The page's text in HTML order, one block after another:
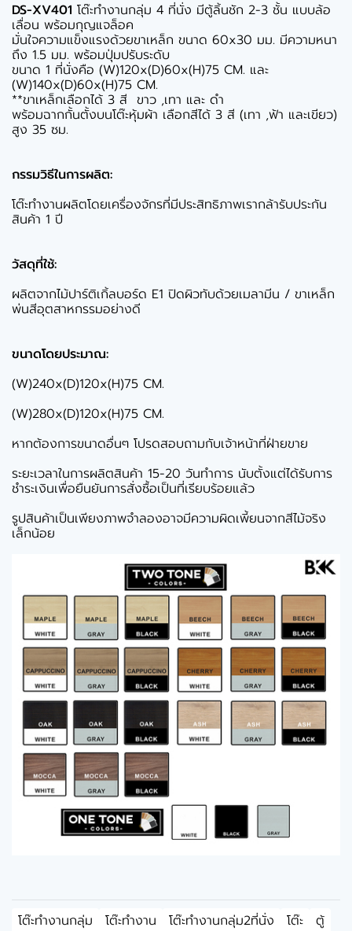
DS-XV401 โต๊ะทำงานกลุ่ม 4 ที่นั่ง มีตู้ลิ้นชัก 2-3 ชั้น แบบล้อ
เลื่อน พร้อมกุญแจล็อค
มั่นใจความแข็งแรงด้วยขาเหล็ก ขนาด 60x30 มม. มีความหนา
ถึง 1.5 มม. พร้อมปุ่มปรับระดับ
ขนาด 1 ที่นั่งคือ (W)120x(D)60x(H)75 CM. และ
(W)140x(D)60x(H)75 CM.
**ขาเหล็กเลือกได้ 3 สี ขาว ,เทา และ ดำ
พร้อมฉากกั้นตั้งบนโต๊ะหุ้มผ้า เลือกสีได้ 3 สี (เทา ,ฟ้า และเขียว)
สูง 35 ซม.
กรรมวิธีในการผลิต:
โต๊ะทำงานผลิตโดยเครื่องจักรที่มีประสิทธิภาพเรากล้ารับประกัน
สินค้า 1 ปี
วัสดุที่ใช้:
ผลิตจากไม้ปาร์ติเกิ้ลบอร์ด E1 ปิดผิวทับด้วยเมลามีน / ขาเหล็ก
พ่นสีอุตสาหกรรมอย่างดี
ขนาดโดยประมาณ:
(W)240x(D)120x(H)75 CM.
(W)280x(D)120x(H)75 CM.
หากต้องการขนาดอื่นๆ โปรดสอบถามกับเจ้าหน้าที่ฝ่ายขาย
ระยะเวลาในการผลิตสินค้า 15-20 วันทำการ นับตั้งแต่ได้รับการ
ชำระเงินเพื่อยืนยันการสั่งซื้อเป็นที่เรียบร้อยแล้ว
รูปสินค้าเป็นเพียงภาพจำลองอาจมีความผิดเพี้ยนจากสีไม้จริง
เล็กน้อย
โต๊ะทำงานกลุ่ม โต๊ะทำงาน โต๊ะทำงานกลุ่ม2ที่นั่ง โต๊ะ
ตู้